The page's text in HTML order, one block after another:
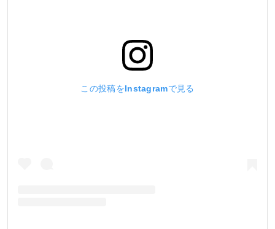
この投稿をInstagramで見る